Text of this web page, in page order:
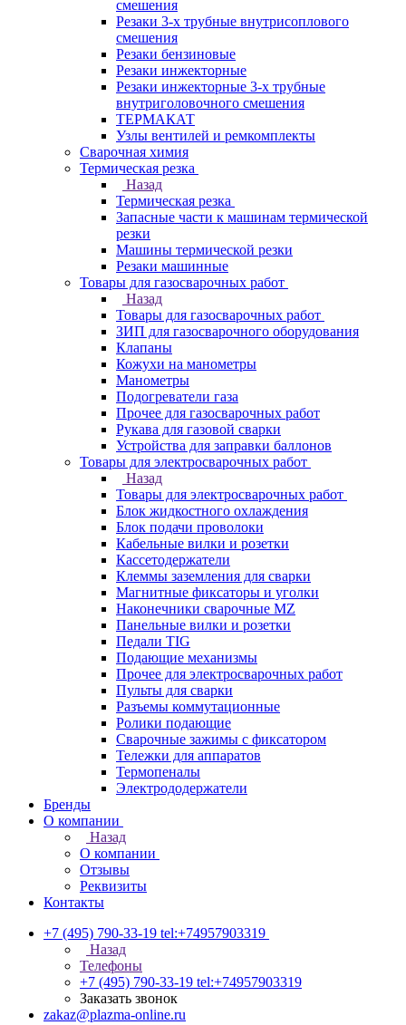
смешения
Резаки 3-х трубные внутрисоплового
смешения
Резаки бензиновые
Резаки инжекторные
Резаки инжекторные 3-х трубные
внутриголовочного смешения
ТЕРМАКАТ
Узлы вентилей и ремкомплекты
Сварочная химия
Термическая резка
Назад
Термическая резка
Запасные части к машинам термической
резки
Машины термической резки
Резаки машинные
Товары для газосварочных работ
Назад
Товары для газосварочных работ
ЗИП для газосварочного оборудования
Клапаны
Кожухи на манометры
Манометры
Подогреватели газа
Прочее для газосварочных работ
Рукава для газовой сварки
Устройства для заправки баллонов
Товары для электросварочных работ
Назад
Товары для электросварочных работ
Блок жидкостного охлаждения
Блок подачи проволоки
Кабельные вилки и розетки
Кассетодержатели
Клеммы заземления для сварки
Магнитные фиксаторы и уголки
Наконечники сварочные MZ
Панельные вилки и розетки
Педали TIG
Подающие механизмы
Прочее для электросварочных работ
Пульты для сварки
Разъемы коммутационные
Ролики подающие
Сварочные зажимы с фиксатором
Тележки для аппаратов
Термопеналы
Электрододержатели
Бренды
О компании
Назад
О компании
Отзывы
Реквизиты
Контакты
+7 (495) 790-33-19 tel:+74957903319
Назад
Телефоны
+7 (495) 790-33-19 tel:+74957903319
Заказать звонок
zakaz@plazma-online.ru